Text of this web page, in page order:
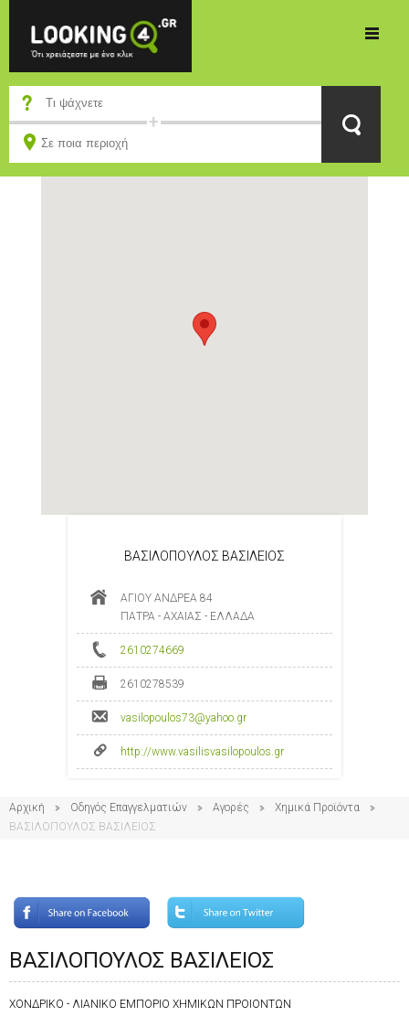
ΒΑΣΙΛΟΠΟΥΛΟΣ ΒΑΣΙΛΕΙΟΣ
ΑΓΙΟΥ ΑΝΔΡΕΑ 84
ΠΑΤΡΑ - ΑΧΑΙΑΣ - ΕΛΛΑΔΑ
2610274669
2610278539
vasilopoulos73@yahoo.gr
http://www.vasilisvasilopoulos.gr
Αρχική Οδηγός Επαγγελματιών Αγορές
Χημικά Προϊόντα
ΒΑΣΙΛΟΠΟΥΛΟΣ ΒΑΣΙΛΕΙΟΣ
ΒΑΣΙΛΟΠΟΥΛΟΣ ΒΑΣΙΛΕΙΟΣ
ΧΟΝΔΡΙΚΟ - ΛΙΑΝΙΚΟ ΕΜΠΟΡΙΟ ΧΗΜΙΚΩΝ ΠΡΟΙΟΝΤΩΝ